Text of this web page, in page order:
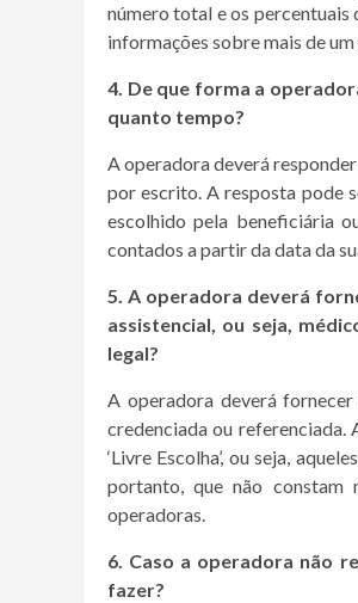
número total e os
informações sobre mais de
4. De que forma a
quanto tempo?
A operadora deverá
por escrito. A resposta pode
escolhido pela beneficiária
contados a partir da data da
5. A operadora deverá
assistencial, ou seja,
legal?
A operadora deverá
credenciada ou
‘Livre Escolha’, ou seja,
portanto, que não constam
operadoras.
6. Caso a operadora não
fazer?